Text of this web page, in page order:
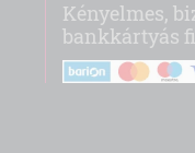
Kényelmes,
bankkártyás